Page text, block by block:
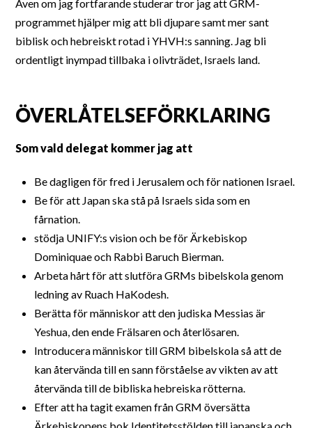
Även om jag fortfarande studerar tror jag att GRM-
programmet hjälper mig att bli djupare samt mer sant
biblisk och hebreiskt rotad i YHVH:s sanning. Jag bli
ordentligt inympad tillbaka i olivträdet, Israels land.
ÖVERLÅTELSEFÖRKLARING
Som vald delegat kommer jag att
Be dagligen för fred i Jerusalem och för nationen Israel.
Be för att Japan ska stå på Israels sida som en
fårnation.
stödja UNIFY:s vision och be för Ärkebiskop
Dominiquae och Rabbi Baruch Bierman.
Arbeta hårt för att slutföra GRMs bibelskola genom
ledning av Ruach HaKodesh.
Berätta för människor att den judiska Messias är
Yeshua, den ende Frälsaren och återlösaren.
Introducera människor till GRM bibelskola så att de
kan återvända till en sann förståelse av vikten av att
återvända till de bibliska hebreiska rötterna.
Efter att ha tagit examen från GRM översätta